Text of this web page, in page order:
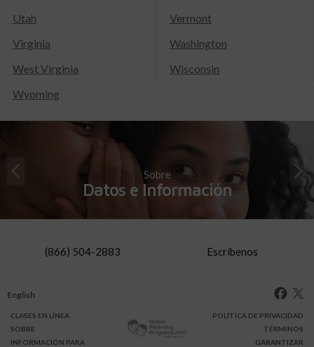
Utah
Vermont
Virginia
Washington
West Virginia
Wisconsin
Wyoming
Sobre
Datos e Información
(866) 504-2883 Escríbenos
English
CLASES EN LÍNEA
SOBRE
INFORMACIÓN PARA
POLÍTICA DE PRIVACIDAD
TÉRMINOS
GARANTIZAR